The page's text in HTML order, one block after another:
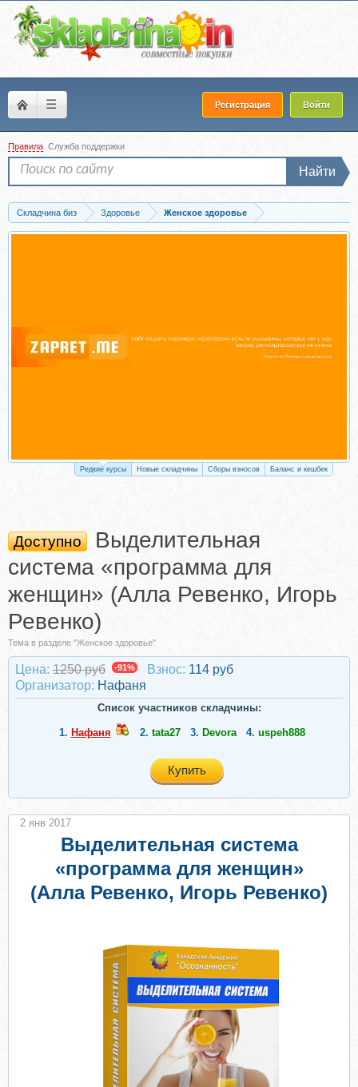
☰ Регистрация Войти
Правила Служба поддержки
Найти
Складчина биз Здоровье
Женское здоровье
Скачать Выделительная система «программа для женщин» (Алла Ревенко,
Редкие курсы Новые складчины Сборы взносов Баланс и кешбек
Доступно
Выделительная
система «программа для
женщин» (Алла Ревенко, Игорь
Ревенко)
Тема в разделе "Женское здоровье"
Цена: 1250 руб -91% Взнос: 114 руб
Организатор: Нафаня
Список участников складчины:
1. Нафаня 2. tata27 3. Devora 4. uspeh888
Купить
Выделительная система
«программа для женщин»
(Алла Ревенко, Игорь Ревенко)
2 янв 2017